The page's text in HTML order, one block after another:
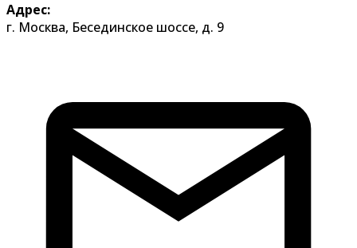
Адрес:
г. Москва, Бесединское шоссе, д. 9